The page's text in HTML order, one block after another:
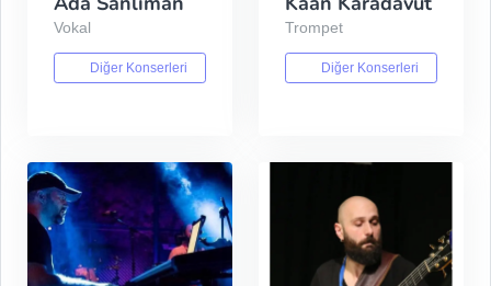
Vokal
Diğer Konserleri
Trompet
Diğer Konserleri